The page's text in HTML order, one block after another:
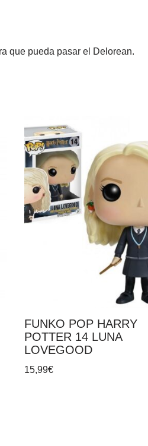
que pueda pasar el Delorean.
FUNKO POP HARRY
POTTER 14 LUNA
LOVEGOOD
15,99€